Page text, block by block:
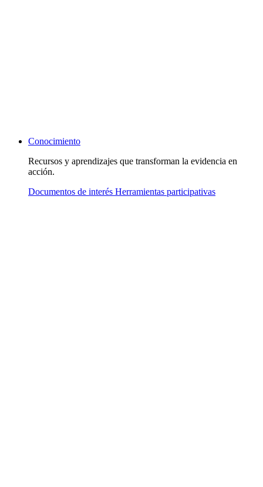
Conocimiento
Recursos y aprendizajes que transforman la evidencia en
acción.
Documentos de interés Herramientas participativas